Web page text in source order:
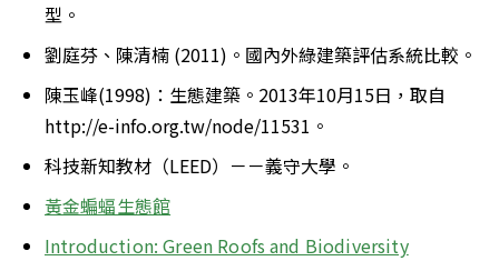
型。
劉庭芬、陳清楠 (2011)。國內外綠建築評估系統比較。
陳玉峰(1998)：生態建築。2013年10月15日，取自
http://e-info.org.tw/node/11531。
科技新知教材（LEED）－－義守大學。
黃金蝙蝠生態館
Introduction: Green Roofs and Biodiversity